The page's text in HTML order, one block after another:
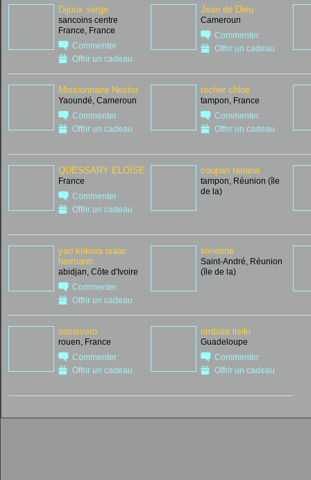
Dijoux serge
sancoins centre
France, France
Commenter
Offrir un cadeau
Jean de Dieu
Cameroun
Commenter
Offrir un cadeau
Missionnaire Nestor
Yaoundé, Cameroun
Commenter
Offrir un cadeau
techer chloé
tampon, France
Commenter
Offrir un cadeau
QUESSARY ELOÎSE
France
Commenter
Offrir un cadeau
coupan tatiana
tampon, Réunion (île
de la)
yao kokora isaac
hermann
abidjan, Côte d'Ivoire
Commenter
Offrir un cadeau
vivienne
Saint-André, Réunion
(île de la)
oasisvero
rouen, France
Commenter
Offrir un cadeau
ombala lisiki
Guadeloupe
Commenter
Offrir un cadeau